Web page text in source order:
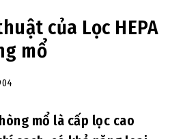
của Lọc HEPA
mổ
mổ là cấp lọc cao